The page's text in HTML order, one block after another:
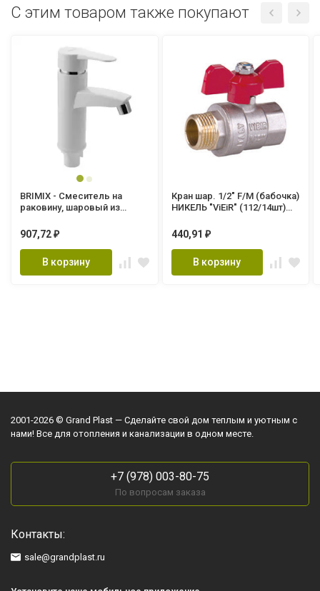
C этим товаром также покупают
BRIMIX - Смеситель на
раковину, шаровый из
АБС - БЕЛЫЙ M: 599
907,72 ₽
В корзину
Кран шар. 1/2" F/М (бабочка)
НИКЕЛЬ "ViEiR" (112/14шт)
440,91 ₽
В корзину
2001-2026 © Grand Plast — Сделайте свой дом теплым и уютным с
нами! Все для отопления и канализации в одном месте.
+7 (978) 003-80-75
По вопросам заказа
Контакты:
sale@grandplast.ru